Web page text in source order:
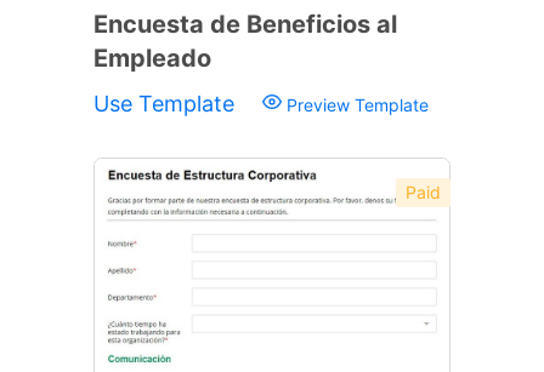
Encuesta de Beneficios al
Empleado
Use Template Preview Template
Paid